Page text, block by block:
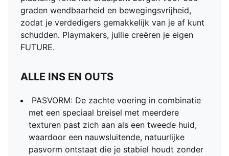
graden wendbaarheid en bewegingsvrijheid,
zodat je verdedigers gemakkelijk van je af kunt
schudden. Playmakers, jullie creëren je eigen
FUTURE.
ALLE INS EN OUTS
PASVORM: De zachte voering in combinatie
met een speciaal breisel met meerdere
texturen past zich aan als een tweede huid,
waardoor een nauwsluitende, natuurlijke
pasvorm ontstaat die je stabiel houdt zonder